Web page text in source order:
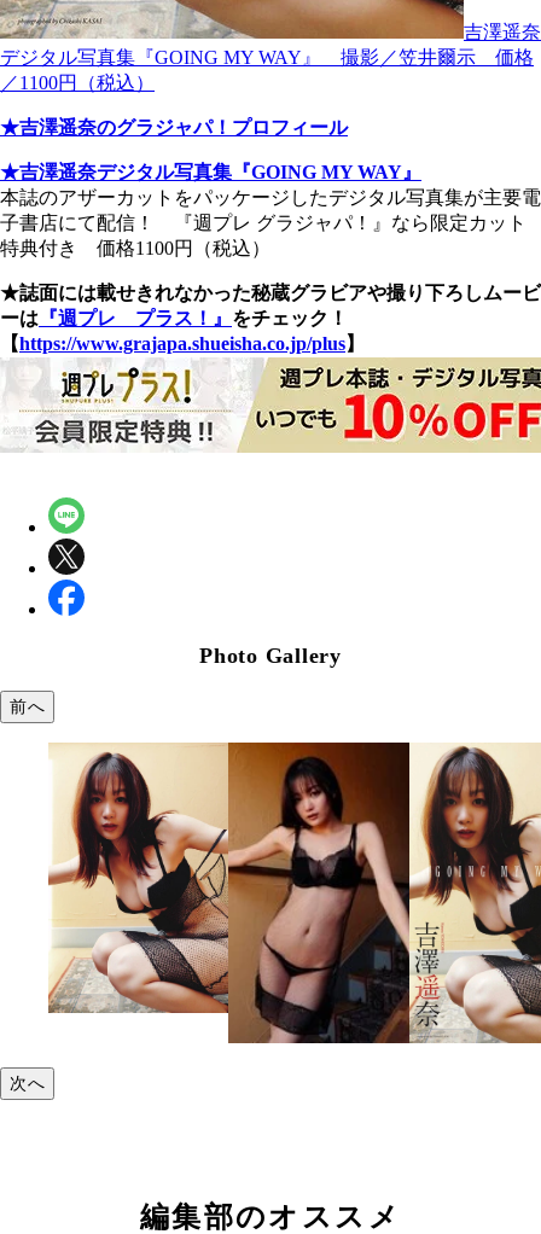
吉澤遥奈
デジタル写真集『GOING MY WAY』 撮影／笠井爾示 価格
／1100円（税込）
★吉澤遥奈のグラジャパ！プロフィール
★吉澤遥奈デジタル写真集『GOING MY WAY』
本誌のアザーカットをパッケージしたデジタル写真集が主要電
子書店にて配信！ 『週プレ グラジャパ！』なら限定カット
特典付き 価格1100円（税込）
★誌面には載せきれなかった秘蔵グラビアや撮り下ろしムービ
ーは 『週プレ プラス！』 をチェック！
【https://www.grajapa.shueisha.co.jp/plus】
Photo Gallery
前へ
次へ
編集部のオススメ